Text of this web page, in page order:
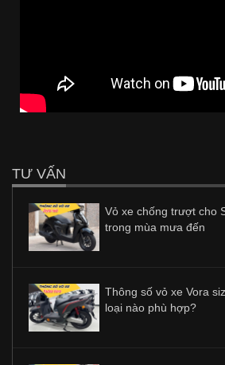
TƯ VẤN
Vỏ xe chống trượt cho
trong mùa mưa đến
Thông số vỏ xe Vora
loại nào phù hợp?